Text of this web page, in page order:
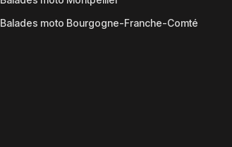
Balades moto Bourgogne-Franche-Comté